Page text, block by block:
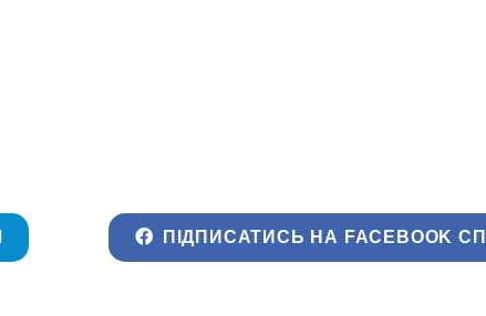
ПІДПИСАТИСЬ НА FACEBOOK